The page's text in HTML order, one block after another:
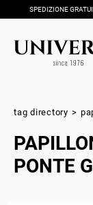
SPEDIZIONE
tag directory >
PONTE